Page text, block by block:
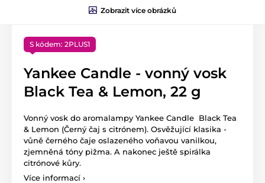
Zobrazit více obrázků
S kódem: 2PLUS1
Yankee Candle - vonný vosk
Black Tea & Lemon, 22 g
Vonný vosk do aromalampy Yankee Candle Black Tea
& Lemon (Černý čaj s citrónem). Osvěžující klasika -
vůně černého čaje oslazeného voňavou vanilkou,
zjemněná tóny pižma. A nakonec ještě spirálka
citrónové kůry.
Více informací ›